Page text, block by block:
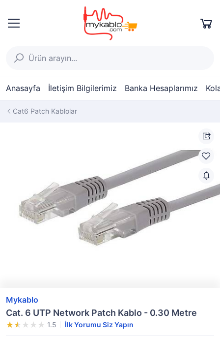
Anasayfa İletişim Bilgilerimiz Banka Hesaplarımız
Cat6 Patch Kablolar
Mykablo
Cat. 6 UTP Network Patch Kablo - 0.30 Metre
1.5 İlk Yorumu Siz Yapın